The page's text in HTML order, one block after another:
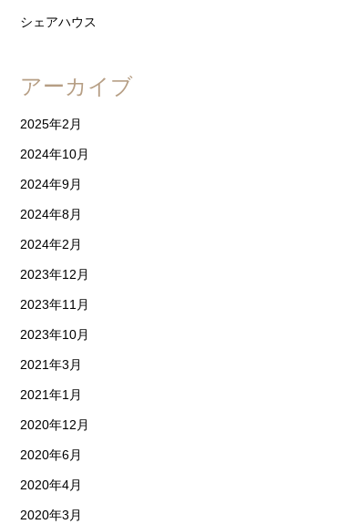
シェアハウス
アーカイブ
2025年2月
2024年10月
2024年9月
2024年8月
2024年2月
2023年12月
2023年11月
2023年10月
2021年3月
2021年1月
2020年12月
2020年6月
2020年4月
2020年3月